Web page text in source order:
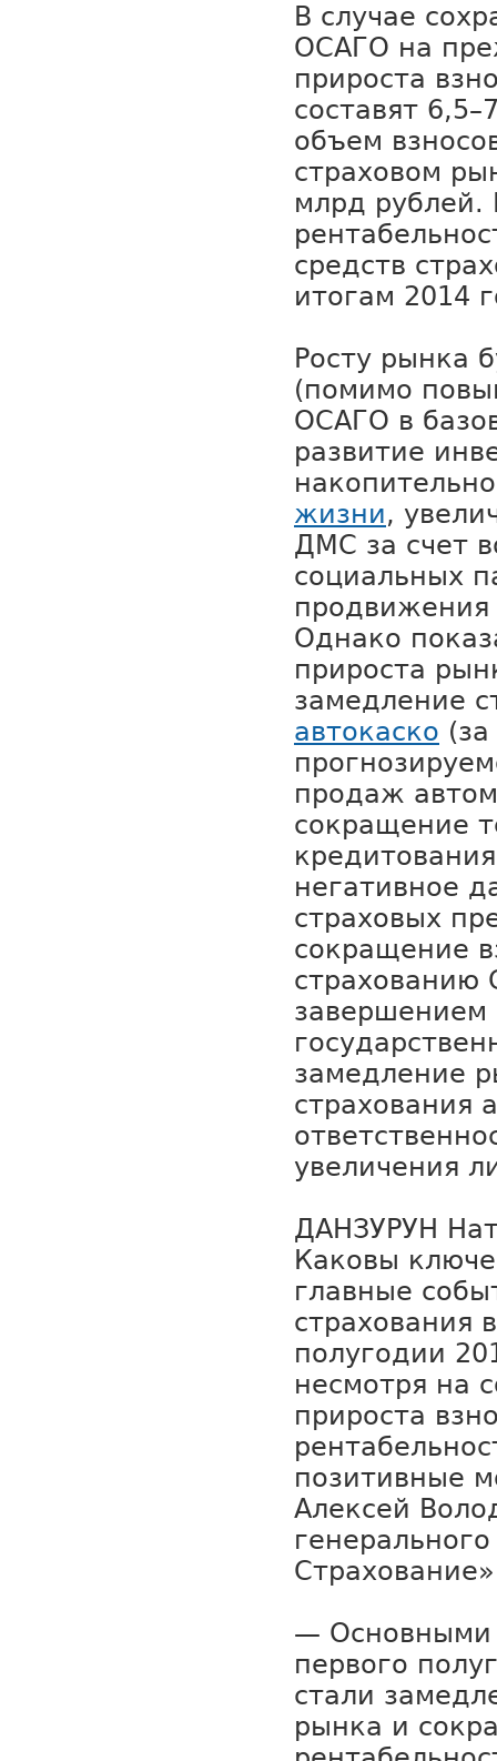
В случае
ОСАГО на
прироста
составят
объем
страховом
млрд рублей.
средств
итогам 2014
Росту рынка
(помимо
ОСАГО в
развитие
жизни,
ДМС за счет
социальных
продвижения
Однако
прироста
замедление
автокаско (за
продаж
сокращение
негативное
страховых
сокращение
страхованию
завершением
замедление
страхования
увеличения
ДАНЗУРУН
Каковы
главные
страхования
полугодии
несмотря на
прироста
позитивные
Алексей
— Основными
первого
стали
рынка и